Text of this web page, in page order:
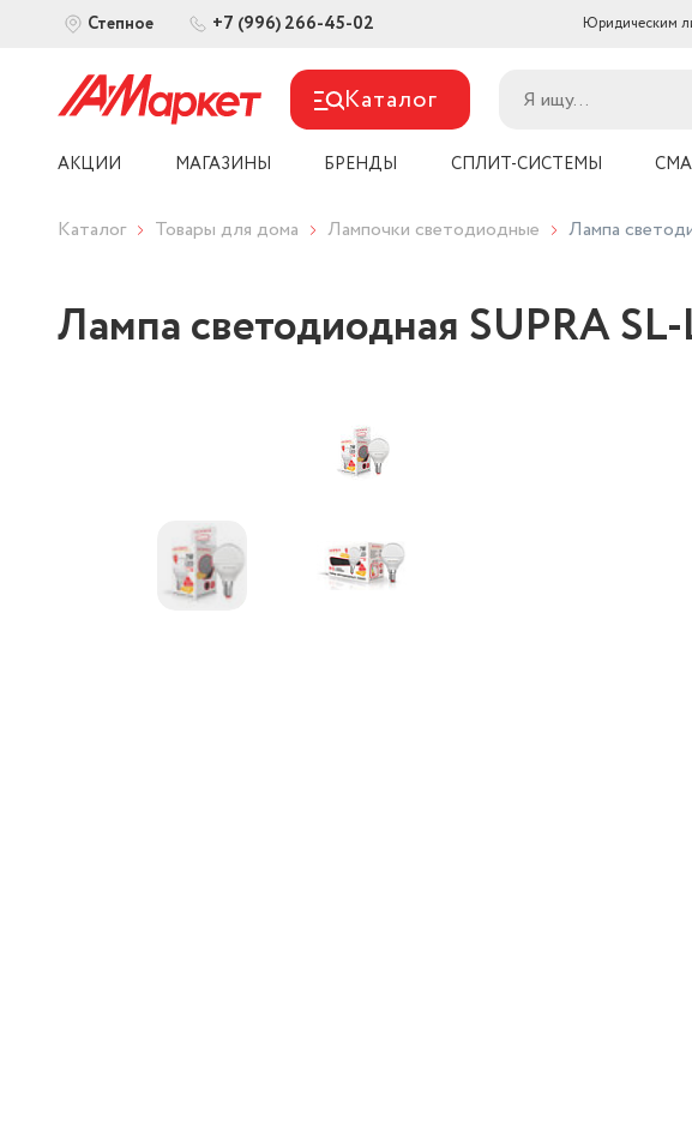
Степное +7 (996) 266-45-02 Юридическим
Каталог
АКЦИИ МАГАЗИНЫ БРЕНДЫ СПЛИТ-СИСТЕМЫ
Каталог Товары для дома Лампочки светодиодные Лампа
Лампа светодиодная SUPRA